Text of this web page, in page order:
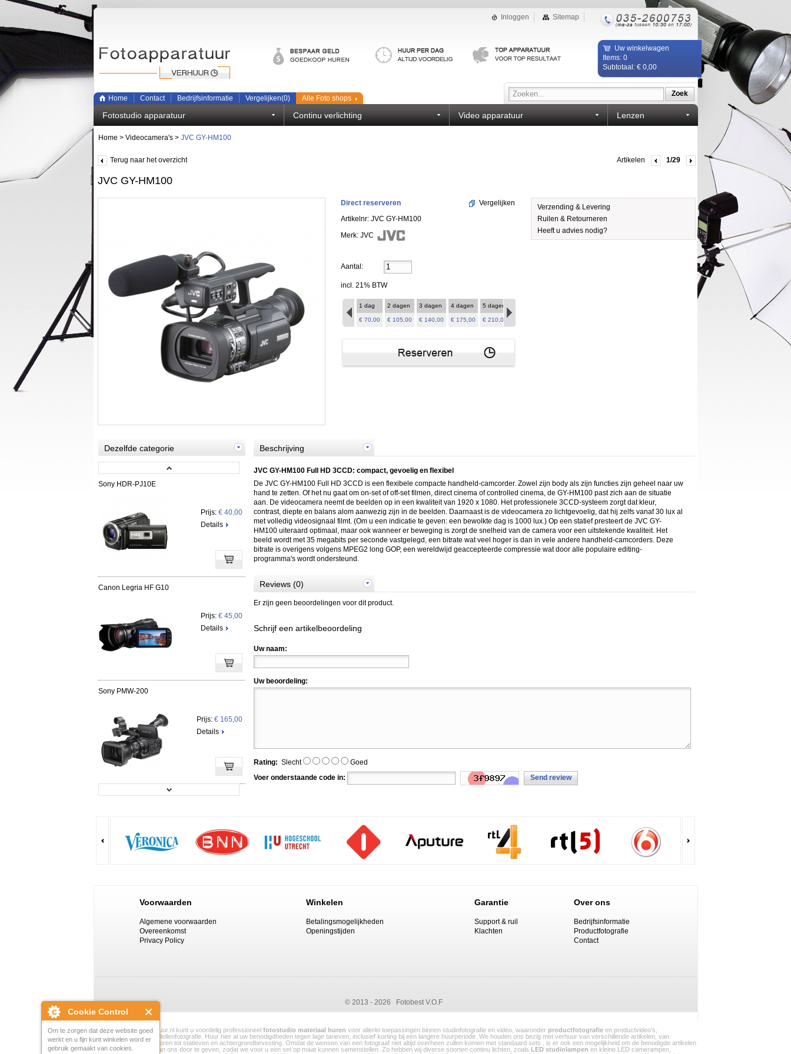
Cookie Control
Om te zorgen dat deze website goed
werkt en u fijn kunt winkelen word er
gebruik gemaakt van cookies.
Inloggen Sitemap
Uw winkelwagen
Items: 0
Subtotaal: € 0,00
Zoek
Home Contact Bedrijfsinformatie Vergelijken(0) Alle Foto shops
Fotostudio apparatuur Continu verlichting Video apparatuur Lenzen
Home > Videocamera's > JVC GY-HM100
Terug naar het overzicht Artikelen 1/29
JVC GY-HM100
Direct reserveren
Artikelnr: JVC GY-HM100
Merk: JVC
Vergelijken
Aantal:
incl. 21% BTW
1 dag
€ 70,00
2 dagen
€ 105,00
3 dagen
€ 140,00
4 dagen
€ 175,00
5 dagen
€ 210,00
11 dagen
€ 420,00
12 dagen
€ 455,00
13 dagen
€ 490,00
Verzending & Levering
Ruilen & Retourneren
Heeft u advies nodig?
Dezelfde categorie
Sony HDR-PJ10E
Prijs: € 40,00
Details
Canon Legria HF G10
Prijs: € 45,00
Details
Sony PMW-200
Prijs: € 165,00
Details
Canon EOS C100
Details
Panasonic AG-HMC 151
Prijs:
Sony PXW-Z100 4K camera
Prijs:€ 160,00
Details
Beschrijving
JVC GY-HM100 Full HD 3CCD: compact, gevoelig en flexibel
De JVC GY-HM100 Full HD 3CCD is een flexibele compacte handheld-camcorder. Zowel zijn body als zijn functies zijn geheel naar uw
hand te zetten. Of het nu gaat om on-set of off-set filmen, direct cinema of controlled cinema, de GY-HM100 past zich aan de situatie
aan. De videocamera neemt de beelden op in een kwaliteit van 1920 x 1080. Het professionele 3CCD-systeem zorgt dat kleur,
contrast, diepte en balans alom aanwezig zijn in de beelden. Daarnaast is de videocamera zo lichtgevoelig, dat hij zelfs vanaf 30 lux al
met volledig videosignaal filmt. (Om u een indicatie te geven: een bewolkte dag is 1000 lux.) Op een statief presteert de JVC GY-
HM100 uiteraard optimaal, maar ook wanneer er beweging is zorgt de snelheid van de camera voor een uitstekende kwaliteit. Het
beeld wordt met 35 megabits per seconde vastgelegd, een bitrate wat veel hoger is dan in vele andere handheld-camcorders. Deze
bitrate is overigens volgens MPEG2 long GOP, een wereldwijd geaccepteerde compressie wat door alle populaire editing-
programma's wordt ondersteund.
Reviews (0)
Er zijn geen beoordelingen voor dit product.
Schrijf een artikelbeoordeling
Uw naam:
Uw beoordeling:
Rating: Slecht
Goed
Voer onderstaande code in:
Send review
Voorwaarden Winkelen Garantie Over ons
Algemene voorwaarden
Overeenkomst
Privacy Policy
Betalingsmogelijkheden
Openingstijden
Support & ruil
Klachten
Bedrijfsinformatie
Productfotografie
Contact
© 2013 - 2026 Fotobest V.O.F
Bij FotoapparatuurVerhuur.nl kunt u voordelig professioneel fotostudio materiaal huren voor allerlei toepassingen binnen studiofotografie en video, waaronder productfotografie en productvideo’s,
portretfotografie en modellenfotografie. Huur hier al uw benodigdheden tegen lage tarieven, inclusief korting bij een langere huurperiode. We houden ons bezig met verhuur van verschillende artikelen, van
studioflitsers en toebehoren tot statieven en achtergrondbevesting. Omdat de wensen van een fotograaf niet altijd overheen zullen komen met standaard sets , is er ook een mogelijkheid om de benodigde artikelen
per telefoon of e-mail aan ons door te geven, zodat we voor u een set op maat kunnen samenstellen. Zo hebben wij diverse soorten continu lichten, zoals
LED studiolampen en kleine LED camerampen,